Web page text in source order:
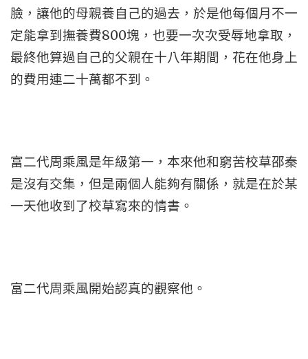
臉，讓他的母親養自己的過去，於是他每個月不一
定能拿到撫養費800塊，也要一次次受辱地拿取，
最終他算過自己的父親在十八年期間，花在他身上
的費用連二十萬都不到。
富二代周乘風是年級第一，本來他和窮苦校草邵秦
是沒有交集，但是兩個人能夠有關係，就是在於某
一天他收到了校草寫來的情書。
富二代周乘風開始認真的觀察他。